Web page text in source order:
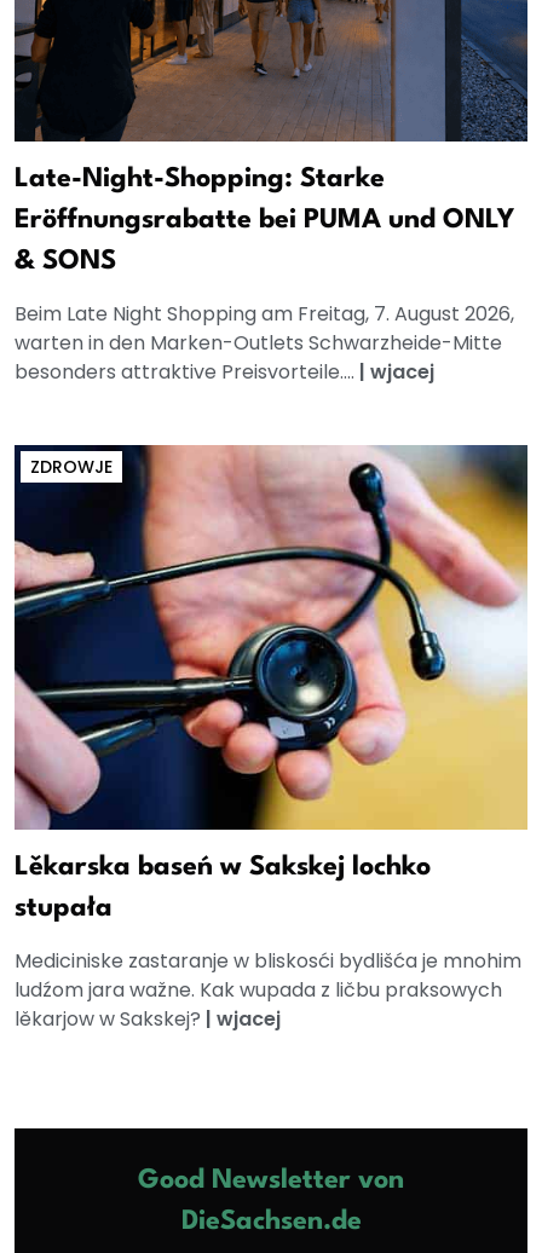
Late-Night-Shopping: Starke
Eröffnungsrabatte bei PUMA und ONLY
& SONS
Beim Late Night Shopping am Freitag, 7. August 2026,
warten in den Marken-Outlets Schwarzheide-Mitte
besonders attraktive Preisvorteile.... | wjacej
ZDROWJE
Lěkarska baseń w Sakskej lochko
stupała
Mediciniske zastaranje w bliskosći bydlišća je mnohim
ludźom jara wažne. Kak wupada z ličbu praksowych
lěkarjow w Sakskej? | wjacej
Good Newsletter von
DieSachsen.de